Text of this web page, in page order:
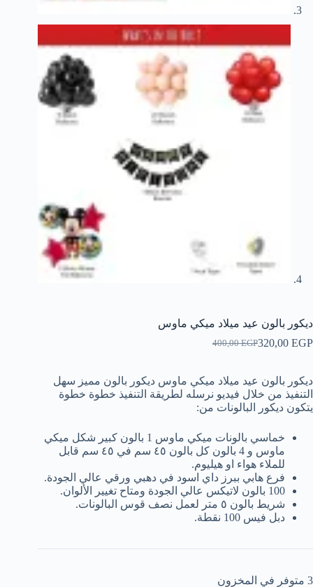
ديكور بالون عيد ميلاد ميكي ماوس
400,00EGP
السعر
هو:
400,00 EGP.
320,00 EGP
السعر
هو:
320,00 EGP.
ديكور بالون عيد ميلاد ميكي ماوس ديكور بالون مميز سهل
التنفيذ من خلال فيديو نرسله لطريقة التنفيذ خطوة خطوة
يتكون ديكور البالونات من:
خماسي بالونات ميكي ماوس 1 بالون كبير شكل ميكي
ماوس و 4 بالون كل بالون ٤٥ سم في ٤٥ سم قابل
للملاء هواء او هيليوم.
فرع هابي ببرز داي اسود في دهبي ورقي عالي الجودة.
100 بالون لاتيكس عالي الجودة ومتاح تغيير الألوان.
شريط بالون ٥ متر لعمل نصف قوس البالونات.
دبل فيس 100 نقطة.
3 متوفر في المخزون